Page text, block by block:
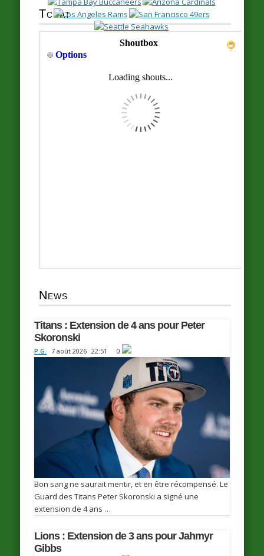
Tchat
News
Titans : Extension de 4 ans pour Peter
Skoronski
P.G. 7 août 2026 22:51 0
Bon sang ne saurait mentir, et en être récompensé. Le
Guard des Titans Peter Skoronski a signé une
extension de 4 ans …
Lions : Extension de 3 ans pour Jahmyr
Gibbs